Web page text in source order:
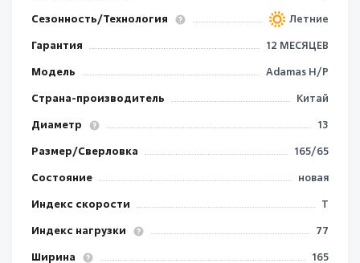
Сезонность/Технология
Летние
Гарантия
12 МЕСЯЦЕВ
Модель
Adamas H/P
Страна-производитель
Китай
Диаметр
13
Размер/Сверловка
165/65
Состояние
новая
Индекс скорости
T
Индекс нагрузки
77
Ширина
165